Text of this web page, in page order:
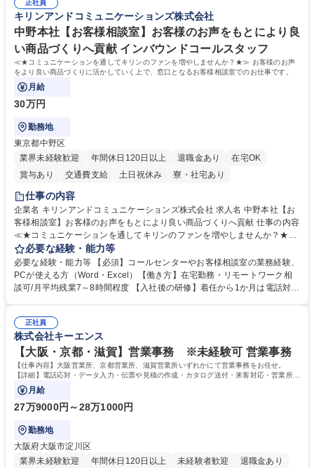
幅広く経験を積みたい意欲がある方に最適な環境です。 募集職種 【総
務・人事】未経験歓迎/日立グループ/組織運営を支えるゼネラリストを目
指す
のご経験 ■労務管理（給与計算・社会保険手続き・勤怠管理など）の経験
■衛生管理者の資格をお持ちの方 学歴・資格 学歴：大学院 大学 高専 短大
専修学校 高校 語学力： 資格：
正社員
キリンアンドコミュニケーションズ株式会社
中野本社【お客様相談室】お客様のお声をもとにより良
い商品づくりへ貢献 インバウンドコールスタッフ
≪★コミュニケーションを通してキリンのファンを増やしませんか？★≫ お客様のお声
をより良い商品づくりに活かしていく上で、窓口となるお客様相談室でのお仕事です。
月給
30万円
勤務地
東京都中野区
業界未経験歓迎
年間休日120日以上 退職金あり
在宅OK
賞与あり
交通費支給 土日祝休み 寮・社宅あり
仕事の内容
企業名 キリンアンドコミュニケーションズ株式会社 求人名 中野本社【お
客様相談室】お客様のお声をもとにより良い商品づくりへ貢献 仕事の内容
≪★コミュニケーションを通してキリンのファンを増やしませんか？★≫
お客様のお声をより良い商品づくりに活かしていく上で、窓口となるお客
様相談室でのお仕事です。 日々お客様からいただくキリングループへのご
意見を、企業活動に活かしています。お客様からの声に迅速かつ誠意をも
って対応、情報提供するとともにグループ内活動に反映しています。 【具
平均100件前後■メール・手紙：同上40件前後 募集職種 中野本社【お客様
相談室】お客様のお声をもとにより良い商品づくりへ貢献
必要な経験・能力等
必要な経験・能力等 【必須】コールセンターやお客様相談室の業務経験、
PCが使える方（Word・Excel）【働き方】在宅勤務・リモートワーク相
談可/月平均残業7～8時間程度 【入社後の研修】着任から1か月は電話対応
すのでご安心ください。 【当社について】キリングループの広報機能を担
う会社として、お客様との出会いを大切にし、磨き上げたホスピタリティ
を込めてコミュニケーションをとりながら広報関連業務を行っておりま
す。 学歴・資格 学歴：大学院 大学 高専 短大 専修学校 高校 語学力： 資
格：
正社員
株式会社キーエンス
【大阪・京都・滋賀】営業事務 ※未経験可 営業事務
【仕事内容】大阪営業所、京都営業所、滋賀営業所いずれかにて営業事務をお任せ。
【詳細】電話応対・データ入力・伝票や見積の作成・カタログ送付・来客対応・営業所内
で発生する事務業務や業務改善をお任せ。
月給
27万9000円～28万1000円
勤務地
大阪府大阪市淀川区
業界未経験歓迎
年間休日120日以上 未経験者歓迎
退職金あり